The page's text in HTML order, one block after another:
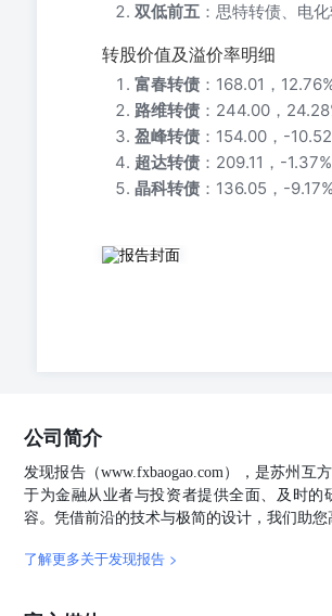
双低前五 ：思特转债、电
转股价值及溢价率明细
富春转债 ：168.01，
路维转债 ：244.00，
盈峰转债 ：154.00，-
超达转债 ：209.11，-1.37%
晶科转债 ：136.05，-9.17%
2026年4月28日 昨日可转债市场
审计意见； 集智股份控股股东拟
（北京）科技有限公司（本公司
上述观点后续可能发生变化，在
义务。5.本公司对本报告的所有
做出评估，本公司不承担由此可
得以任何形式复制、翻版、篡改
以上声明内容的最终解释权归本
公司简介
发现报告（www.fxbaogao.com），是苏州互
于为金融从业者与投资者提供全面、及时
容。凭借前沿的技术与极简的设计，我们助
了解更多关于发现报告 >